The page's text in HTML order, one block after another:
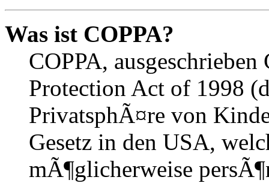
Was ist COPPA?
COPPA,
Protection Act of 1998
PrivatsphÃ¤re von
Gesetz in den USA,
mÃ¶glicherweise